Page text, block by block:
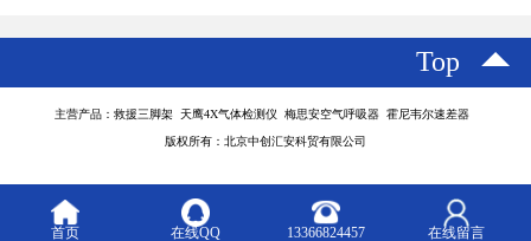
Top
主营产品：救援三脚架 天鹰4X气体检测仪 梅思安空气呼吸器 霍尼韦尔速差器
版权所有：北京中创汇安科贸有限公司
首页 在线QQ 13366824457 在线留言